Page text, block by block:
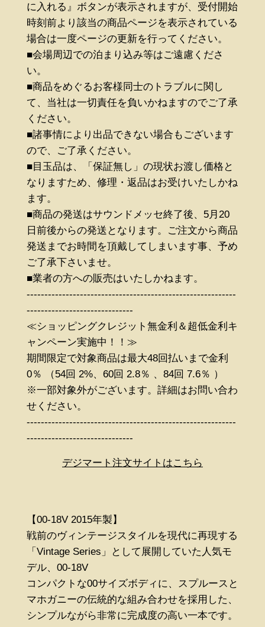
に入れる』ボタンが表示されますが、受付開始
時刻前より該当の商品ページを表示されている
場合は一度ページの更新を行ってください。
■会場周辺での泊まり込み等はご遠慮くださ
い。
■商品をめぐるお客様同士のトラブルに関し
て、当社は一切責任を負いかねますのでご了承
ください。
■諸事情により出品できない場合もございます
ので、ご了承ください。
■目玉品は、「保証無し」の現状お渡し価格と
なりますため、修理・返品はお受けいたしかね
ます。
■商品の発送はサウンドメッセ終了後、5月20
日前後からの発送となります。ご注文から商品
発送までお時間を頂戴してしまいます事、予め
ご了承下さいませ。
■業者の方への販売はいたしかねます。
-----------------------------------------------------------
------------------------------
≪ショッピングクレジット無金利＆超低金利キ
ャンペーン実施中！！≫
期間限定で対象商品は最大48回払いまで金利
0％ （54回 2%、60回 2.8％ 、84回 7.6％ ）
※一部対象外がございます。詳細はお問い合わ
せください。
-----------------------------------------------------------
------------------------------
デジマート注文サイトはこちら
【00-18V 2015年製】
戦前のヴィンテージスタイルを現代に再現する
「Vintage Series」として展開していた人気モ
デル、00-18V
コンパクトな00サイズボディに、スプルースと
マホガニーの伝統的な組み合わせを採用した、
シンプルながら非常に完成度の高い一本です。